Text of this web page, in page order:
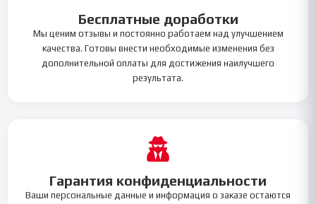
Бесплатные доработки
Мы ценим отзывы и постоянно работаем над улучшением
качества. Готовы внести необходимые изменения без
дополнительной оплаты для достижения наилучшего
результата.
Гарантия конфиденциальности
Ваши персональные данные и информация о заказе остаются